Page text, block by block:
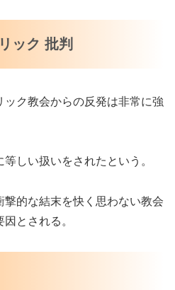
ック 批判
ック教会からの反発は非常に強
しい扱いをされたという。
的な結末を快く思わない教会
とされる。